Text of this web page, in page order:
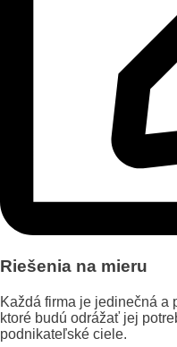
Riešenia na mieru
Každá firma je jedinečná a
ktoré budú odrážať jej
podnikateľské ciele.